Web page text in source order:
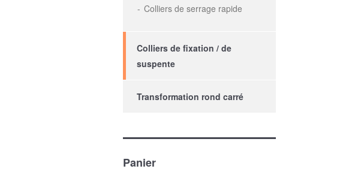
Colliers de serrage rapide
Colliers de fixation / de
suspente
Transformation rond carré
Panier